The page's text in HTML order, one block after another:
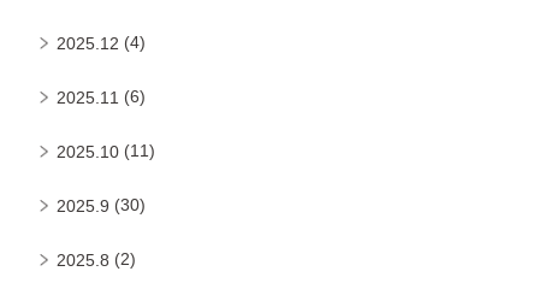
2025.12 (4)
2025.11 (6)
2025.10 (11)
2025.9 (30)
2025.8 (2)